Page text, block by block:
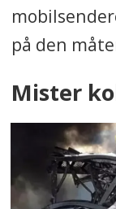
på den
Mister